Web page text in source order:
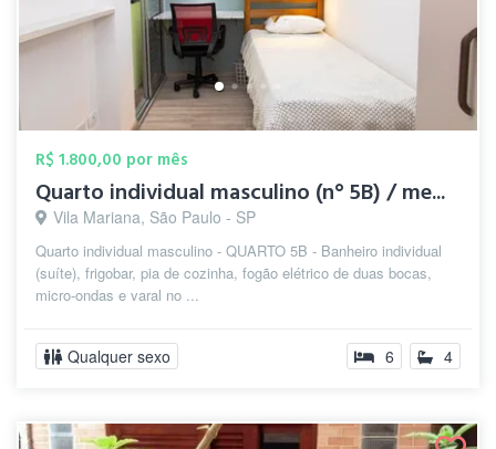
R$ 1.800,00 por mês
Quarto individual masculino (n° 5B) / me...
Vila Mariana, São Paulo - SP
Quarto individual masculino - QUARTO 5B - Banheiro individual
(suíte), frigobar, pia de cozinha, fogão elétrico de duas bocas,
micro-ondas e varal no ...
Qualquer sexo 6 4